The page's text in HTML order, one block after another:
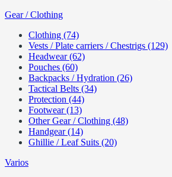
Gear / Clothing
Clothing (74)
Vests / Plate carriers / Chestrigs (129)
Headwear (62)
Pouches (60)
Backpacks / Hydration (26)
Tactical Belts (34)
Protection (44)
Footwear (13)
Other Gear / Clothing (48)
Handgear (14)
Ghillie / Leaf Suits (20)
Varios